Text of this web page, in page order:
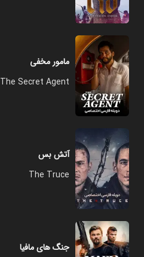
مامور مخفی
The Secret Agent
آتش بس
The Truce
جنگ های مافیا